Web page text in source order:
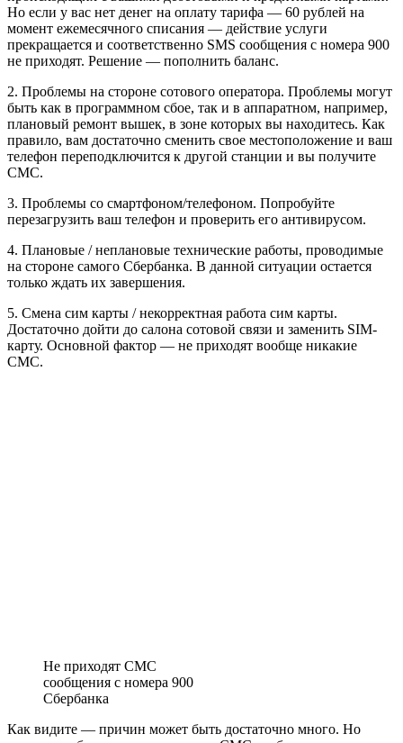
Но если у вас нет денег на оплату тарифа — 60 рублей на
момент ежемесячного списания — действие услуги
прекращается и соответственно SMS сообщения с номера 900
не приходят. Решение — пополнить баланс.
2. Проблемы на стороне сотового оператора. Проблемы могут
быть как в программном сбое, так и в аппаратном, например,
плановый ремонт вышек, в зоне которых вы находитесь. Как
правило, вам достаточно сменить свое местоположение и ваш
телефон переподключится к другой станции и вы получите
СМС.
3. Проблемы со смартфоном/телефоном. Попробуйте
перезагрузить ваш телефон и проверить его антивирусом.
4. Плановые / неплановые технические работы, проводимые
на стороне самого Сбербанка. В данной ситуации остается
только ждать их завершения.
5. Смена сим карты / некорректная работа сим карты.
Достаточно дойти до салона сотовой связи и заменить SIM-
карту. Основной фактор — не приходят вообще никакие
СМС.
Не приходят СМС
сообщения с номера 900
Сбербанка
Как видите — причин может быть достаточно много. Но